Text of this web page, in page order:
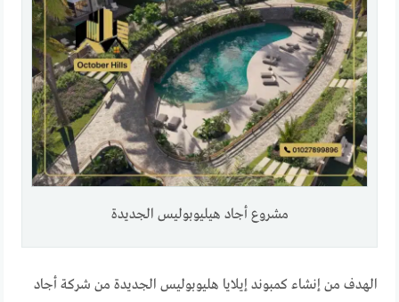
مشروع أجاد هيليوبوليس الجديدة
الهدف من إنشاء كمبوند إيلايا هليوبوليس الجديدة من شركة أجاد